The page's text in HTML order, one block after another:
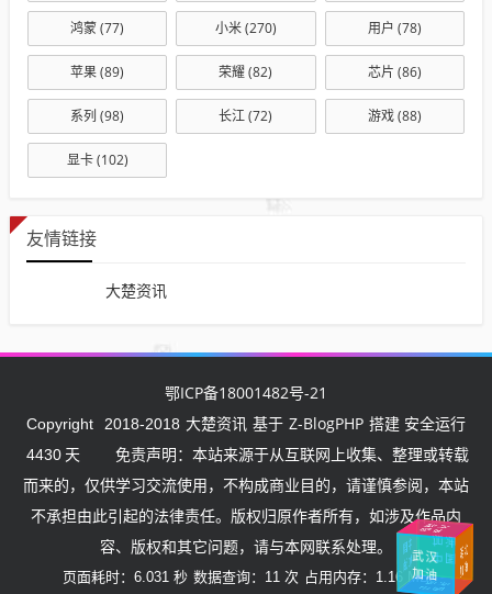
鸿蒙(77) 小米(270) 用户 (78)
苹果(89) 荣耀(82) 芯片 (86)
系列 (98) 长江(72) 游戏(88)
显卡(102)
友情链接
大楚资讯
鄂ICP备18001482号-21
Copyright 2018-2018 大楚资讯 基于 Z-BlogPHP 搭建 安全运行
4430 天
免责声明：本站来源于从互联网上收集、整理或转载
而来的，仅供学习交流使用，不构成商业目的，请谨慎参阅，本站
不承担由此引起的法律责任。版权归原作者所有，如涉及作品内
容、版权和其它问题，请与本网联系处理。
页面耗时：6.031 秒 数据查询：11 次 占用内存：1.16 MB
武汉
加油
中国
加油 湖
北
加
油
中
国
加
油
武汉
挺住
中国
加油